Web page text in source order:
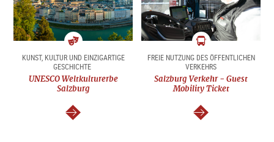
Kunst
&
Kultur
KUNST, KULTUR UND EINZIGARTIGE
GESCHICHTE
UNESCO Weltkulturerbe
Salzburg
weiter
Mobilität
&
Verkehr
FREIE NUTZUNG DES ÖFFENTLICHEN
VERKEHRS
Salzburg Verkehr - Guest
Mobility Ticket
weiter